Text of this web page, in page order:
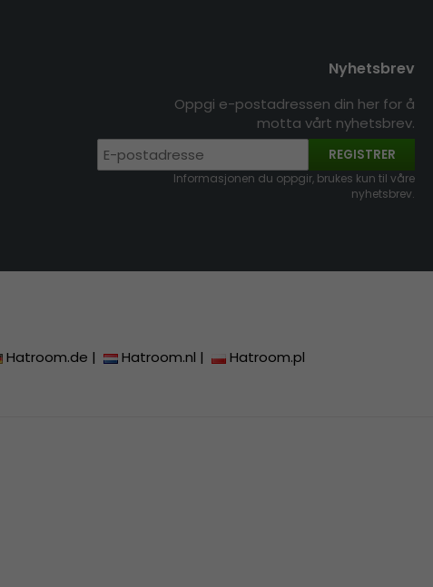
Nyhetsbrev
Oppgi e-postadressen din her for å
motta vårt nyhetsbrev.
REGISTRER
Informasjonen du oppgir, brukes kun til våre
nyhetsbrev.
Hatroom.de | Hatroom.nl | Hatroom.pl